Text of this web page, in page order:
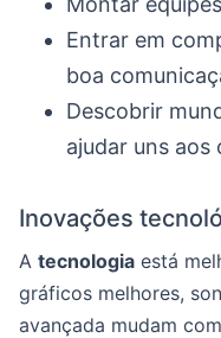
Entrar em
boa
Descobrir
ajudar uns aos
Inovações
A tecnologia está
gráficos melhores,
avançada mudam